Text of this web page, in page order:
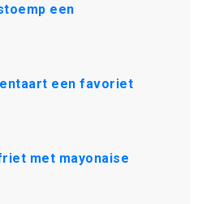
een
een favoriet
met mayonaise